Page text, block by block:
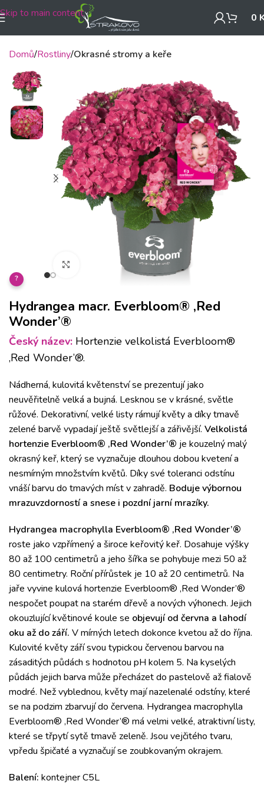
Skip to main content 0
Domů Rostliny Okrasné stromy a keře
Klikněte pro zvětšení
?
Hydrangea macr. Everbloom® ‚Red
Wonder’®
Český název: Hortenzie velkolistá Everbloom®
‚Red Wonder’®.
Nádherná, kulovitá květenství se prezentují jako
neuvěřitelně velká a bujná. Lesknou se v krásné, světle
růžové. Dekorativní, velké listy rámují květy a díky tmavě
zelené barvě vypadají ještě světlejší a zářivější. Velkolistá
hortenzie Everbloom® ‚Red Wonder’® je kouzelný malý
okrasný keř, který se vyznačuje dlouhou dobou kvetení a
nesmírným množstvím květů. Díky své toleranci odstínu
vnáší barvu do tmavých míst v zahradě. Boduje výbornou
mrazuvzdorností a snese i pozdní jarní mrazíky.
Hydrangea macrophylla Everbloom® ‚Red Wonder’®
roste jako vzpřímený a široce keřovitý keř. Dosahuje výšky
80 až 100 centimetrů a jeho šířka se pohybuje mezi 50 až
80 centimetry. Roční přírůstek je 10 až 20 centimetrů. Na
jaře vyvine kulová hortenzie Everbloom® ‚Red Wonder’®
nespočet poupat na starém dřevě a nových výhonech. Jejich
okouzlující květinové koule se objevují od června a lahodí
oku až do září. V mírných letech dokonce kvetou až do října.
Kulovité květy září svou typickou červenou barvou na
zásaditých půdách s hodnotou pH kolem 5. Na kyselých
půdách jejich barva může přecházet do pastelově až fialově
modré. Než vyblednou, květy mají nazelenalé odstíny, které
se na podzim zbarvují do červena. Hydrangea macrophylla
Everbloom® ‚Red Wonder’® má velmi velké, atraktivní listy,
které se třpytí sytě tmavě zeleně. Jsou vejčitého tvaru,
vpředu špičaté a vyznačují se zoubkovaným okrajem.
Balení: kontejner C5L